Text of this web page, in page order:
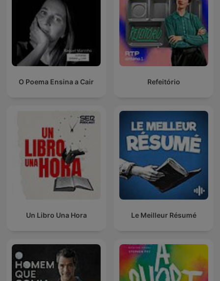
O Poema Ensina a Cair Refeitório
Un Libro Una Hora Le Meilleur Résumé